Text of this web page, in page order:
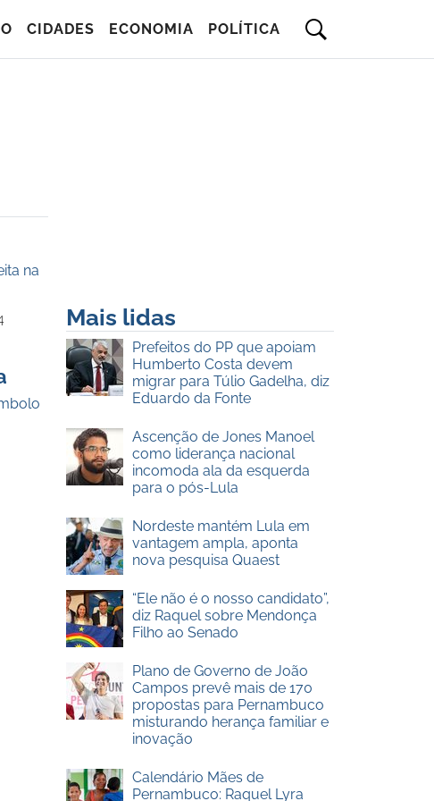
CIDADES ECONOMIA POLÍTICA
na
Mais lidas
Prefeitos do PP que apoiam
Humberto Costa devem
migrar para Túlio Gadelha, diz
Eduardo da Fonte
Ascenção de Jones Manoel
como liderança nacional
incomoda ala da esquerda
para o pós-Lula
Nordeste mantém Lula em
vantagem ampla, aponta
nova pesquisa Quaest
“Ele não é o nosso candidato”,
diz Raquel sobre Mendonça
Filho ao Senado
Plano de Governo de João
Campos prevê mais de 170
propostas para Pernambuco
misturando herança familiar e
inovação
Calendário Mães de
Pernambuco: Raquel Lyra